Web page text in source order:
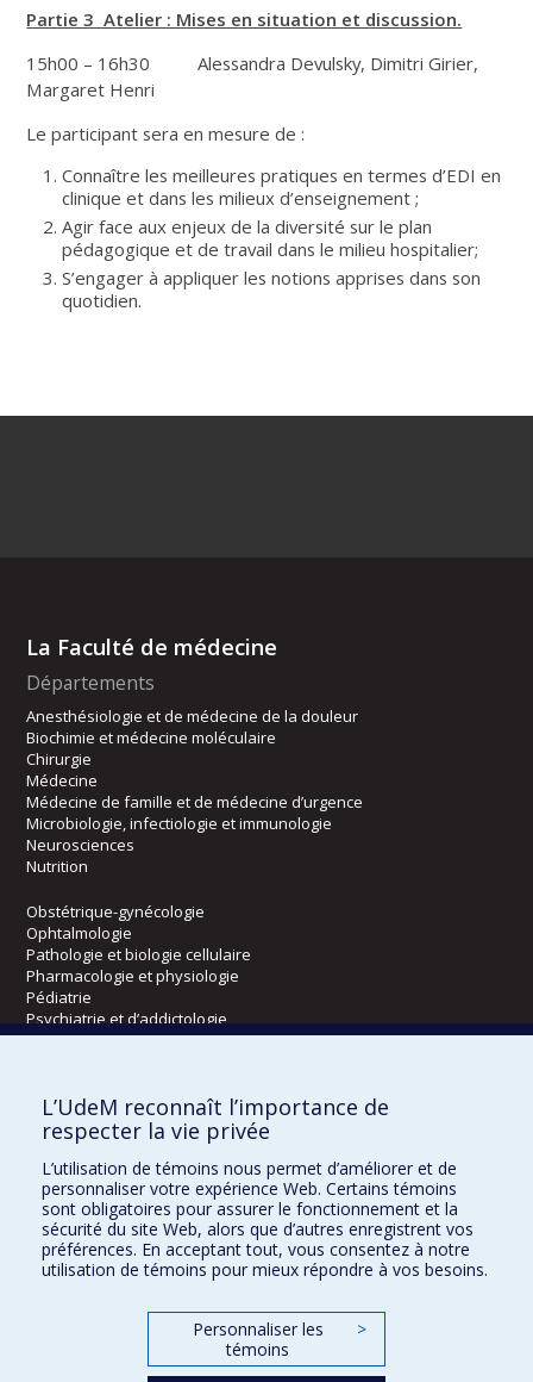
Partie 3 Atelier : Mises en situation et discussion.
15h00 – 16h30 Alessandra Devulsky, Dimitri Girier,
Margaret Henri
Le participant sera en mesure de :
Connaître les meilleures pratiques en termes d’EDI en
clinique et dans les milieux d’enseignement ;
Agir face aux enjeux de la diversité sur le plan
pédagogique et de travail dans le milieu hospitalier;
S’engager à appliquer les notions apprises dans son
quotidien.
La Faculté de médecine
Départements
Anesthésiologie et de médecine de la douleur
Biochimie et médecine moléculaire
Chirurgie
Médecine
Médecine de famille et de médecine d’urgence
Microbiologie, infectiologie et immunologie
Neurosciences
Nutrition
Obstétrique-gynécologie
Ophtalmologie
Pathologie et biologie cellulaire
Pharmacologie et physiologie
Pédiatrie
Psychiatrie et d’addictologie
Radiologie, radio-oncologie et médecine nucléaire
Écoles
Orthophonie et audiologie
Réadaptation
Directions
L’UdeM reconnaît l’importance de
respecter la vie privée
L’utilisation de témoins nous permet d’améliorer et de
personnaliser votre expérience Web. Certains témoins
sont obligatoires pour assurer le fonctionnement et la
sécurité du site Web, alors que d’autres enregistrent vos
préférences. En acceptant tout, vous consentez à notre
utilisation de témoins pour mieux répondre à vos besoins.
Personnaliser les
témoins
>